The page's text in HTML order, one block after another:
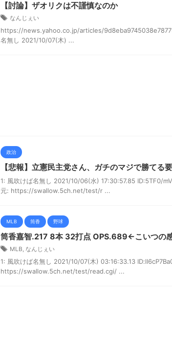
【討論】ザオリクは不謹慎なのか
なんじぇい
https://news.yahoo.co.jp/articles/
名無し 2021/10/07(木) ...
政治
【悲報】立憲民主党さん、ガチのマジで勝てる
1: 風吹けば名無し 2021/10/06(水) 17:30:57.85 ID:5TF0/
元: https://swallow.5ch.net/test/r ...
MLB 筒香 野球
筒香嘉智.217 8本 32打点 OPS.689←こいつの
MLB, なんじぇい
1: 風吹けば名無し 2021/10/07(木) 03:16:33.13
https://swallow.5ch.net/test/read.cgi/ ...